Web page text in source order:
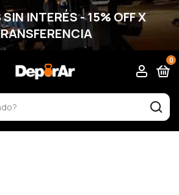
INTERÉS - 15% OFF X
0